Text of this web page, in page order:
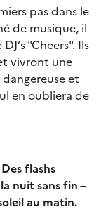
pas dans le
de musique, il
"Cheers". Ils
vivront une
et
en oubliera de
flashs
nuit sans fin –
au matin.